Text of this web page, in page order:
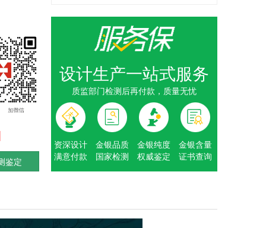
鉴定
设计生产一站式服务
质监部门检测后再付款，质量无忧
资深设计
满意付款
金银品质
国家检测
金银纯度
权威鉴定
金银含量
证书查询